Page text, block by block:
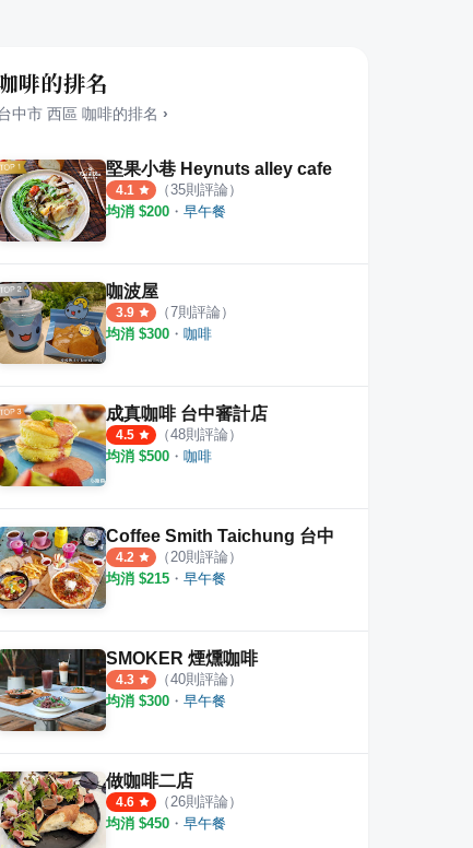
評論
民生咖啡 People & Life.Cafe
4.7
啡的排名
中市 西區 咖啡的排名 ›
堅果小巷 Heynuts alley cafe
4.1 （35則評論）
均消 $200 ・ 早午餐
咖波屋
3.9 （7則評論）
均消 $300 ・ 咖啡
成真咖啡 台中審計店
4.5 （48則評論）
均消 $500 ・ 咖啡
Coffee Smith Taichung 台中
4.2 （ 20則評論）
均消 $215 ・ 早午餐
SMOKER 煙燻咖啡
4.3 （40則評論）
均消 $300 ・ 早午餐
做咖啡二店
4.6 （ 26則評論）
均消 $450 ・ 早午餐